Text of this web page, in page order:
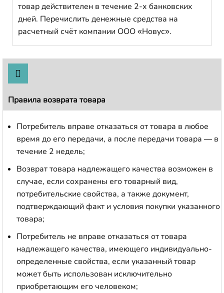
товар действителен в течение 2-х банковских
дней. Перечислить денежные средства на
расчетный счёт компании ООО «Новус».
Правила возврата товара
Потребитель вправе отказаться от товара в любое
время до его передачи, а после передачи товара — в
течение 2 недель;
Возврат товара надлежащего качества возможен в
случае, если сохранены его товарный вид,
потребительские свойства, а также документ,
подтверждающий факт и условия покупки указанного
товара;
Потребитель не вправе отказаться от товара
надлежащего качества, имеющего индивидуально-
определенные свойства, если указанный товар
может быть использован исключительно
приобретающим его человеком;